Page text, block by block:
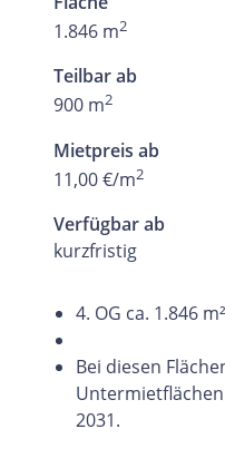
1.846 m2
Teilbar ab
900 m2
Mietpreis ab
11,00 €/m2
Verfügbar ab
kurzfristig
4. OG ca. 1.846
Bei diesen
2031.